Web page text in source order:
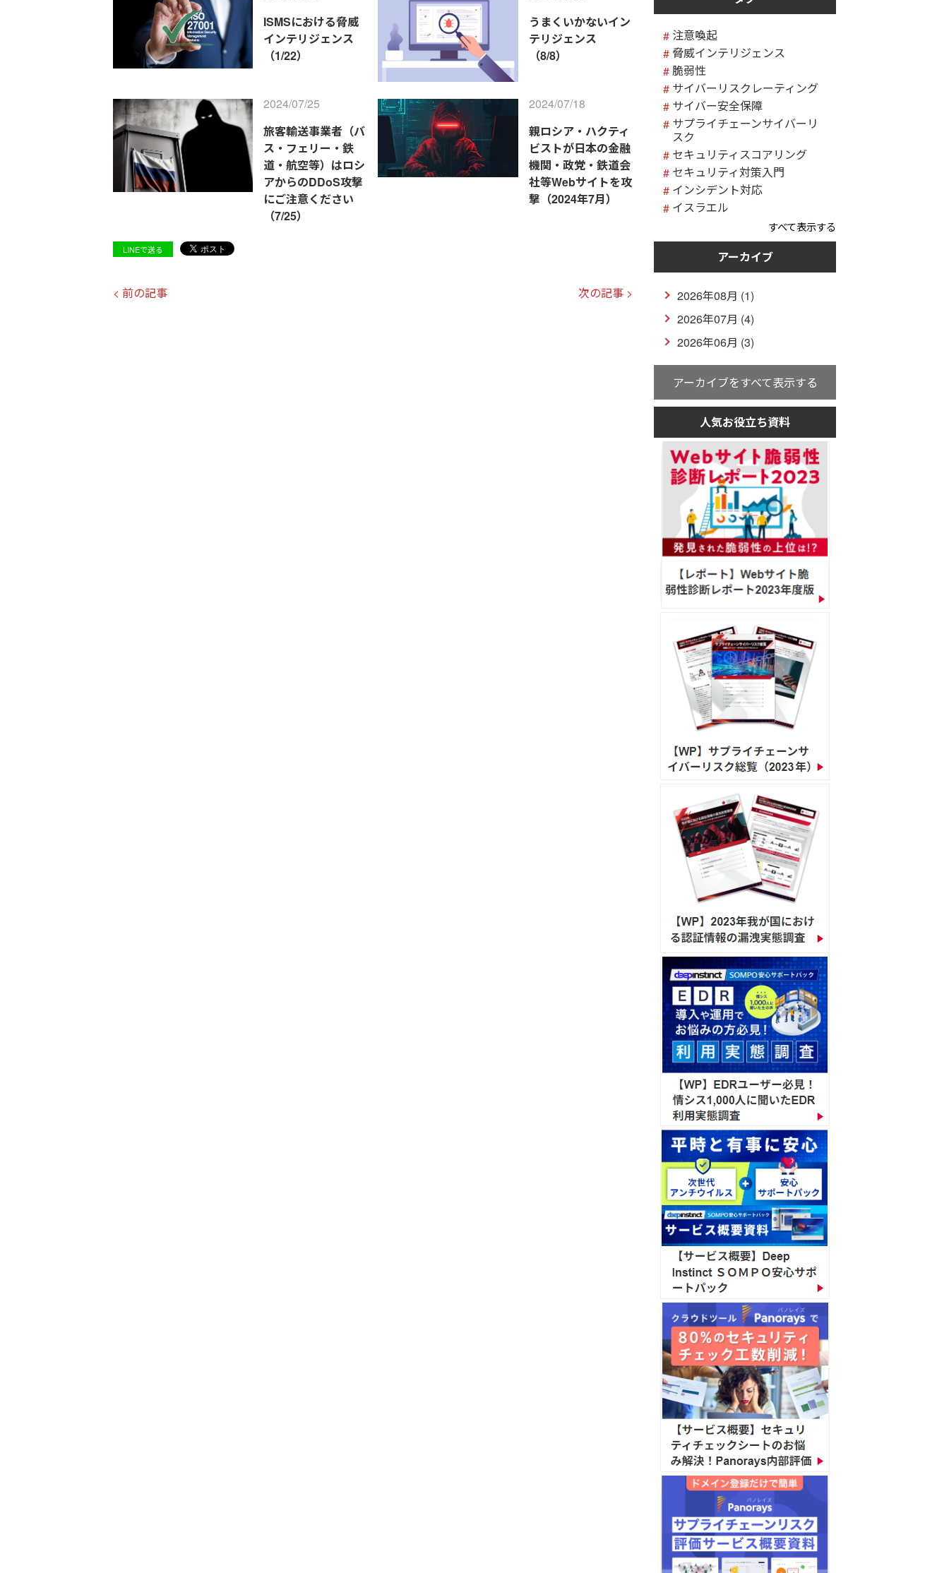
ISMSにおける脅威
インテリジェンス
（1/22）
うまくいかないイン
テリジェンス
（8/8）
2024/07/25
旅客輸送事業者（バ
ス・フェリー・鉄
道・航空等）はロシ
アからのDDoS攻撃
にご注意ください
（7/25）
2024/07/18
親ロシア・ハクティ
ビストが日本の金融
機関・政党・鉄道会
社等Webサイトを攻
撃（2024年7月）
LINEで送る
< 前の記事 次の記事 >
注意喚起
脅威インテリジェンス
脆弱性
サイバーリスクレーティング
サイバー安全保障
サプライチェーンサイバーリ
スク
セキュリティスコアリング
セキュリティ対策入門
インシデント対応
イスラエル
すべて表示する
アーカイブ
2026年08月 (1)
2026年07月 (4)
2026年06月 (3)
アーカイブをすべて表示する
人気お役立ち資料